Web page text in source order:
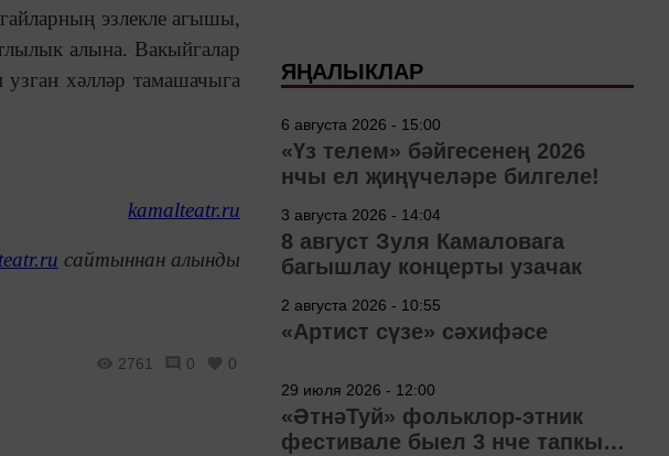
эзлекле агышы,
алына. Вакыйгалар
хәлләр тамашачыга
kamalteatr.ru
сайтыннан алынды
2761 0 0
ЯҢАЛЫКЛАР
6 августа 2026 - 15:00
«Үз телем» бәйгесенең 2026
нчы ел җиңүчеләре билгеле!
3 августа 2026 - 14:04
8 август Зуля Камаловага
багышлау концерты узачак
2 августа 2026 - 10:55
«Артист сүзе» сәхифәсе
29 июля 2026 - 12:00
«ӘтнәТуй» фольклор-этник
фестивале быел 3 нче тапкыр